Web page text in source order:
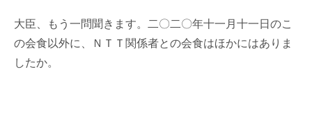
大臣、もう一問聞きます。二〇二〇年十一月十一日のこ
の会食以外に、ＮＴＴ関係者との会食はほかにはありま
したか。